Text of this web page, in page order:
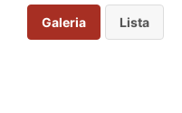
Galeria Lista